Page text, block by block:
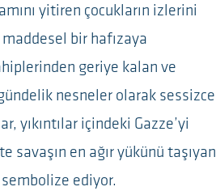
yitiren çocukların izlerini
bir hafızaya
geriye kalan ve
nesneler olarak sessizce
yıkıntılar içindeki Gazze’yi
en ağır yükünü taşıyan
ediyor.